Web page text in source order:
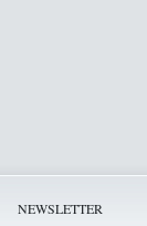
NEWSLETTER